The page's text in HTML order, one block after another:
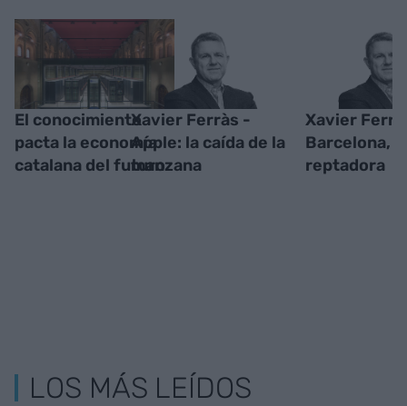
El conocimiento
pacta la economía
catalana del futuro
Xavier Ferràs -
Apple: la caída de la
manzana
Xavier
Barcelona,
reptadora
LOS MÁS LEÍDOS